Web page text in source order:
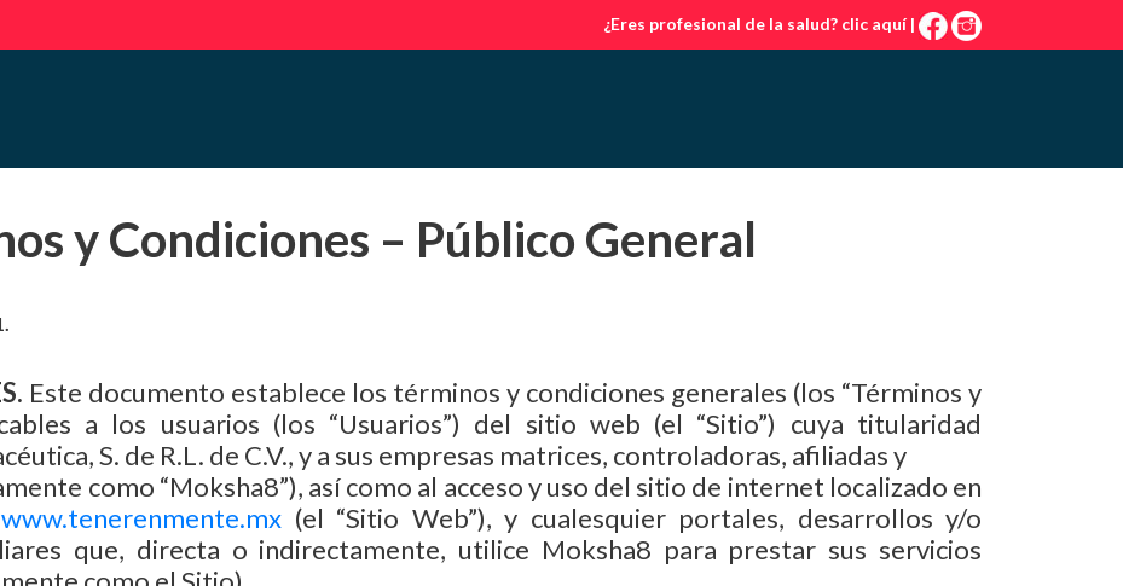
¿Eres profesional de la salud? clic aquí |
y Condiciones – Público General
Este documento establece los términos y condiciones generales (los “Términos y
a los usuarios (los “Usuarios”) del sitio web (el “Sitio”) cuya titularidad
S. de R.L. de C.V., y a sus empresas matrices, controladoras, afiliadas y
como “Moksha8”), así como al acceso y uso del sitio de internet localizado en
www.tenerenmente.mx (el “Sitio Web”), y cualesquier portales, desarrollos y/o
que, directa o indirectamente, utilice Moksha8 para prestar sus servicios